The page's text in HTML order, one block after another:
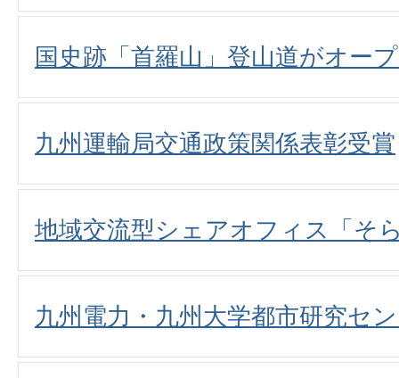
国史跡「首羅山」登山道がオー
九州運輸局交通政策関係表彰受賞
地域交流型シェアオフィス「そ
九州電力・九州大学都市研究セ